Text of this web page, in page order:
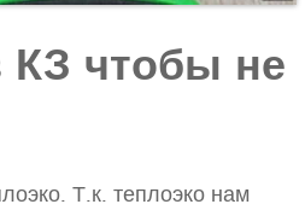
КЗ чтобы не
Т.к. теплоэко нам